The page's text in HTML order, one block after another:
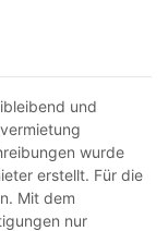
und
wurde
erstellt. Für die
Mit dem
nur